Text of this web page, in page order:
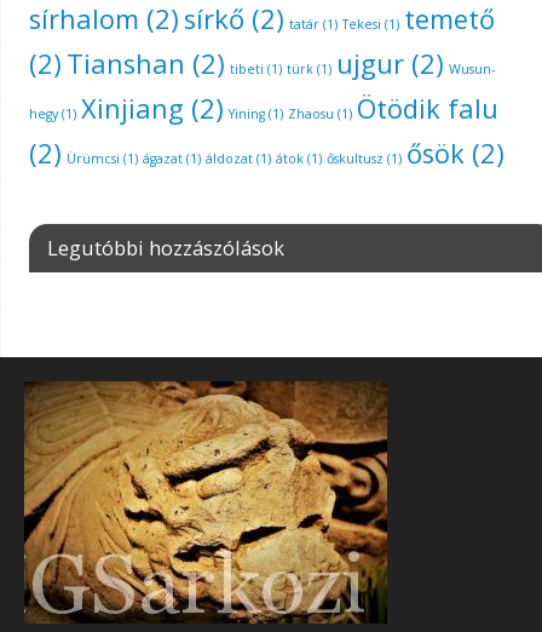
sírhalom (2) sírkő (2) tatár(1) Tekesi (1) temető
(2) Tianshan (2) tibeti (1) türk(1) ujgur(2) Wusun-
hegy(1) Xinjiang (2) Yining(1) Zhaosu (1) Ötödik falu
(2) Ürümcsi (1) ágazat(1) áldozat(1) átok(1) őskultusz (1) ősök(2)
Legutóbbi hozzászólások